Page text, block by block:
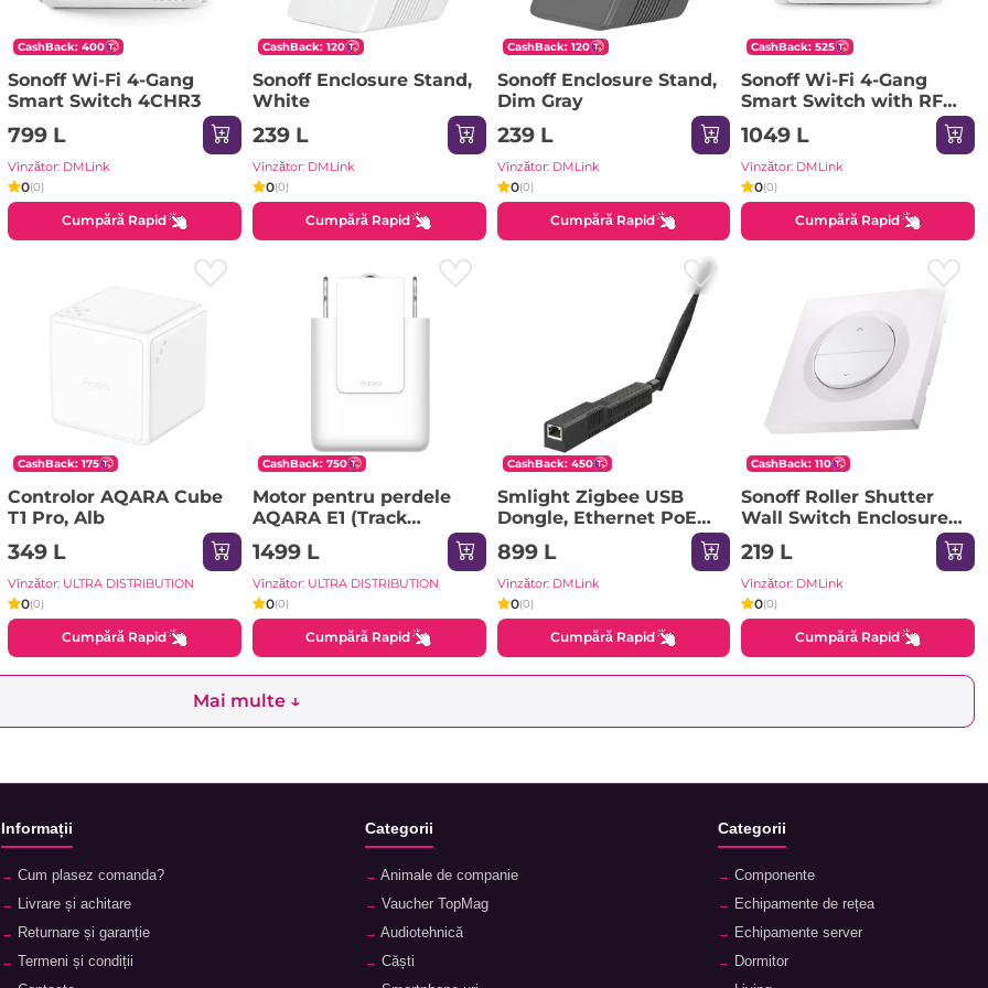
CashBack: 400
Sonoff Wi-Fi 4-Gang
Smart Switch 4CHR3
799 L
Vînzător: DMLink
0(0)
Cumpără Rapid
CashBack: 120
Sonoff Enclosure Stand,
White
239 L
Vînzător: DMLink
0(0)
Cumpără Rapid
CashBack: 120
Sonoff Enclosure Stand,
Dim Gray
239 L
Vînzător: DMLink
0(0)
Cumpără Rapid
CashBack: 525
Sonoff Wi-Fi 4-Gang
Smart Switch with RF
Control 4CHPROR3
1049 L
Vînzător: DMLink
0(0)
Cumpără Rapid
CashBack: 175
Controlor AQARA Cube
T1 Pro, Alb
349 L
Vînzător: ULTRA DISTRIBUTION
0(0)
Cumpără Rapid
CashBack: 750
Motor pentru perdele
AQARA E1 (Track
Version), Alb
1499 L
Vînzător: ULTRA DISTRIBUTION
0(0)
Cumpără Rapid
CashBack: 450
Smlight Zigbee USB
Dongle, Ethernet PoE
(SLZB-06)
899 L
Vînzător: DMLink
0(0)
Cumpără Rapid
CashBack: 110
Sonoff Roller Shutter
Wall Switch Enclosure
ERBS
219 L
Vînzător: DMLink
0(0)
Cumpără Rapid
Mai multe ↓
Informații
Cum plasez comanda?
Livrare și achitare
Returnare și garanție
Termeni și condiții
Categorii
Animale de companie
Vaucher TopMag
Audiotehnică
Căști
Categorii
Componente
Echipamente de rețea
Echipamente server
Dormitor